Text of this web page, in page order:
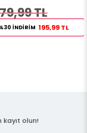
TL
İNDİRİM 195,99 TL
olun!